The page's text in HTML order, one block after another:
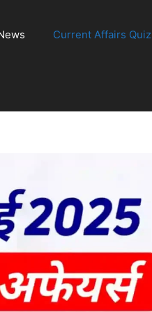
Current Affairs Quiz